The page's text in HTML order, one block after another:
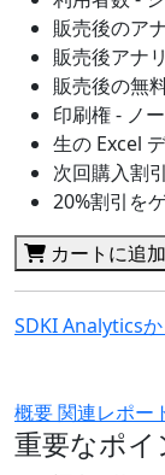
販売後のア
販売後アナ
販売後の無
印刷権 - ノー
生の Excel
次回購入割
20%割引を
カートに追加
SDKI Analytics
概要関連レポー
重要なポイ